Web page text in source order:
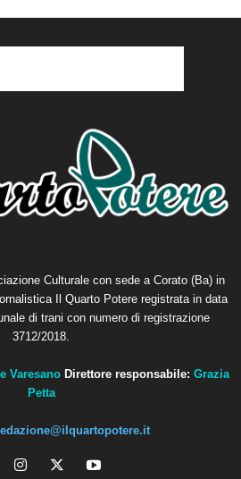
Culturale con sede a Corato (Ba) in
Il Quarto Potere registrata in data
di trani con numero di registrazione
3712/2018.
Varesano Direttore responsabile: Grazia
Petta